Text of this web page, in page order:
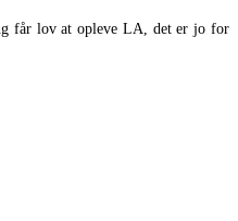
får lov at opleve LA, det er jo for